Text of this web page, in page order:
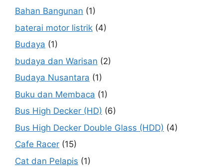
Bahan Bangunan (1)
baterai motor listrik (4)
Budaya (1)
budaya dan Warisan (2)
Budaya Nusantara (1)
Buku dan Membaca (1)
Bus High Decker (HD) (6)
Bus High Decker Double Glass (HDD) (4)
Cafe Racer (15)
Cat dan Pelapis (1)